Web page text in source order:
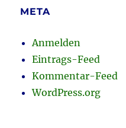
META
Anmelden
Eintrags-Feed
Kommentar-Feed
WordPress.org